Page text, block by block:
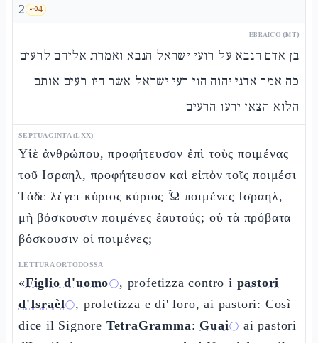
2 🗝️4
EBRAICO (MT)
בן אדם הנבא על רועי ישראל הנבא ואמרת אליהם לרעים
כה אמר אדני יהוה הוי רעי ישראל אשר היו רעים אותם
הלוא הצאן ירעו הרעים
SEPTUAGINTA (LXX)
Υἱὲ ἀνθρώπου, προφήτευσον ἐπὶ τοὺς ποιμένας
τοῦ Ισραηλ, προφήτευσον καὶ εἰπὸν τοῖς ποιμέσι
Τάδε λέγει κύριος κύριος Ὦ ποιμένες Ισραηλ,
μὴ βόσκουσιν ποιμένες ἑαυτούς; οὐ τὰ πρόβατα
βόσκουσιν οἱ ποιμένες;
LETTURA ORTODOSSA
«Figlio d'uomoⓘ, profetizza contro i pastori
d'Israèlⓘ, profetizza e di' loro, ai pastori: Così
dice il Signore TetraGramma: Guaiⓘ ai pastori